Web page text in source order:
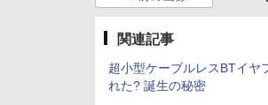
関連記事
超小型ケーブルレスBTイヤ
れた? 誕生の秘密